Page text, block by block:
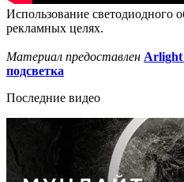
Использование светодиодного
рекламных целях.
Материал предоставлен Arlight
подсветка
Последние видео